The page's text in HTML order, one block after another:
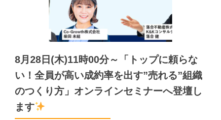
8月28日(木)11時00分～「トップに頼らな
い！全員が高い成約率を出す”売れる”組織
のつくり方」オンラインセミナーへ登壇し
ます